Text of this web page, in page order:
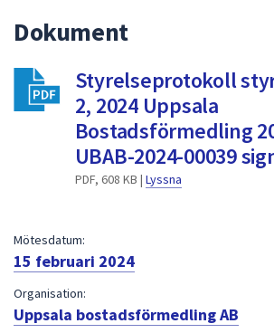
Dokument
Styrelseprotokoll
2, 2024 Uppsala
Bostadsförmedling
UBAB-2024-00039
PDF, 608 KB | Lyssna
Mötesdatum:
15 februari 2024
Organisation:
Uppsala bostadsförmedling AB